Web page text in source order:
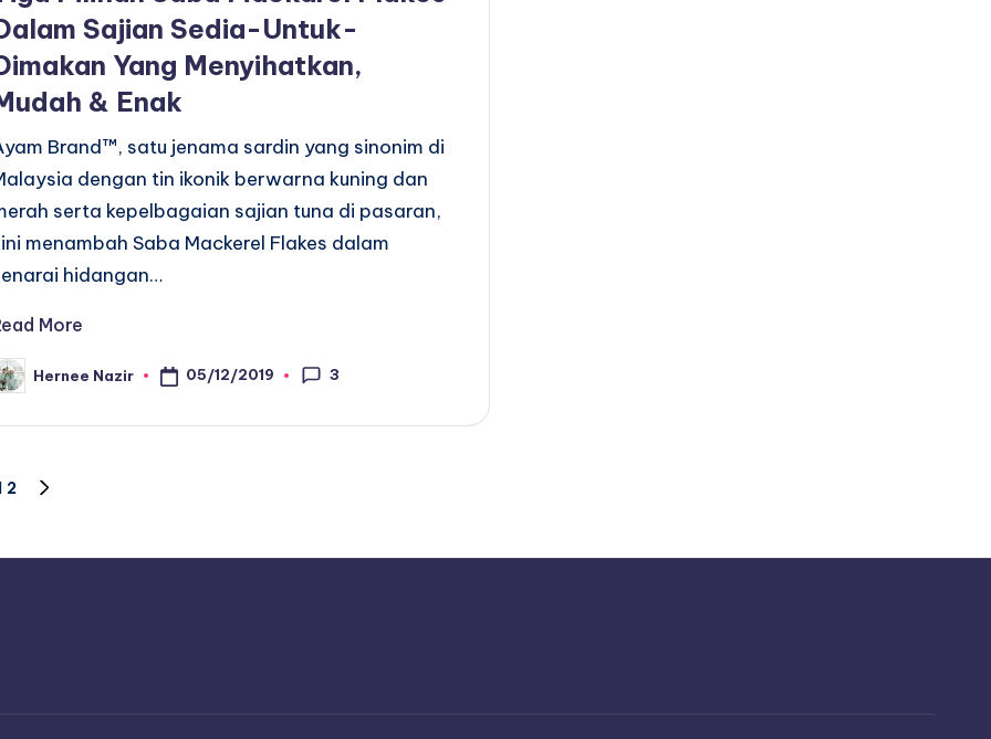
Sajian Sedia-Untuk-
Yang Menyihatkan,
& Enak
Brand™, satu jenama sardin yang sinonim di
dengan tin ikonik berwarna kuning dan
serta kepelbagaian sajian tuna di pasaran,
menambah Saba Mackerel Flakes dalam
hidangan…
More
Hernee Nazir 05/12/2019 3
2